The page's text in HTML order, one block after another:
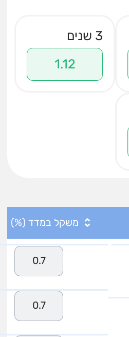
3 שנים
1.12
משקל במדד (%)
0.7
0.7